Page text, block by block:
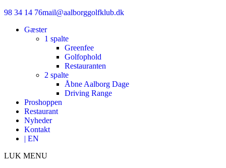
98 34 14 76mail@aalborggolfklub.dk
Gæster
1 spalte
Greenfee
Golfophold
Restauranten
2 spalte
Åbne Aalborg Dage
Driving Range
Proshoppen
Restaurant
Nyheder
Kontakt
| EN
LUK MENU